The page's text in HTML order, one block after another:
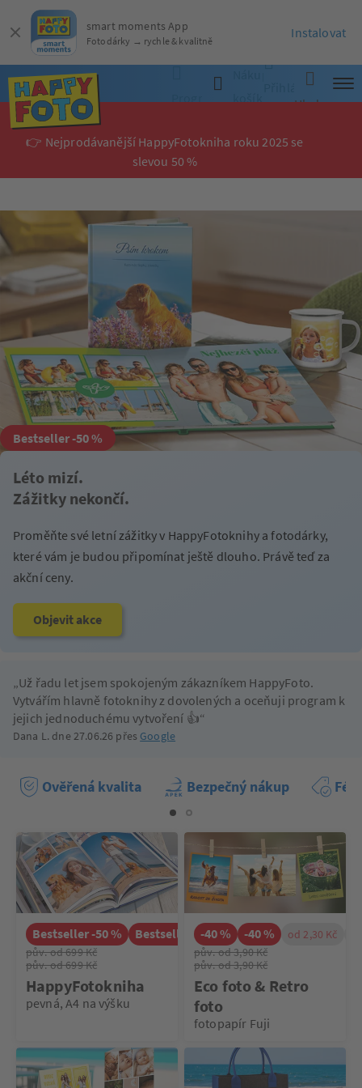
Přihlásit
Hledat
👉 Nejprodávanější HappyFotokniha roku 2025 se
slevou 50 %
Bestseller -50 %
Léto mizí.
Zážitky nekončí.
Proměňte své letní zážitky v HappyFotoknihy a fotodárky,
které vám je budou připomínat ještě dlouho. Právě teď za
akční ceny.
Objevit akce
Už řadu let jsem spokojeným zákazníkem HappyFoto.
Vytvářím hlavně fotoknihy z dovolených a oceňuji program k
jejich jednoduchému vytvoření 👍
Dana L. dne 27.06.26 přes Google
Ověřená kvalita Bezpečný nákup
Bestseller -50 % Bestseller -50 % od 349 Kč
od 349 Kč
pův. od 699 Kč
pův. od 699 Kč
HappyFotokniha
pevná, A4 na výšku
-40 % -40 % od 2,30 Kč
pův. od 3,90 Kč
pův. od 3,90 Kč
Eco foto & Retro
foto
fotopapír Fuji
smart moments App
Fotodárky → rychle & kvalitně
Instalovat